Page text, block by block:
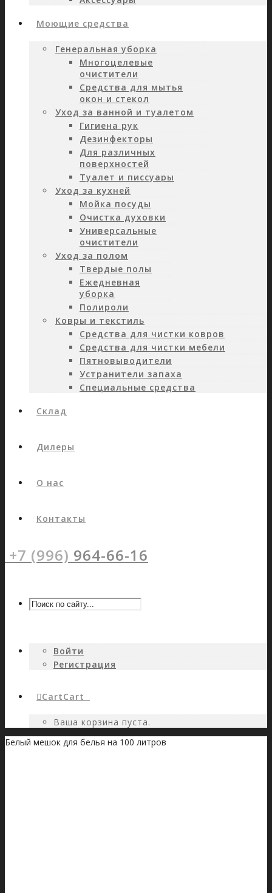
Моющие средства
Генеральная уборка
Многоцелевые
очистители
Средства для мытья
окон и стекол
Уход за ванной и туалетом
Гигиена рук
Дезинфекторы
Для различных
поверхностей
Туалет и писсуары
Уход за кухней
Мойка посуды
Очистка духовки
Универсальные
очистители
Уход за полом
Твердые полы
Ежедневная
уборка
Полироли
Ковры и текстиль
Средства для чистки ковров
Средства для чистки мебели
Пятновыводители
Устранители запаха
Специальные средства
Склад
Дилеры
О нас
Контакты
+7 (996) 964-66-16
Войти
Регистрация
CartCart
Ваша корзина пуста.
Белый мешок для белья на 100 литров